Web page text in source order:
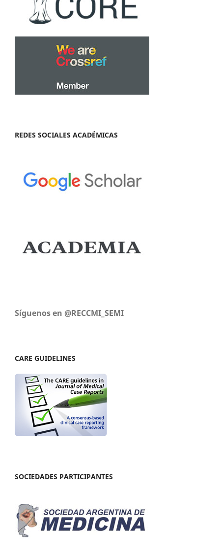
REDES SOCIALES ACADÉMICAS
Síguenos en @RECCMI_SEMI
CARE GUIDELINES
SOCIEDADES PARTICIPANTES